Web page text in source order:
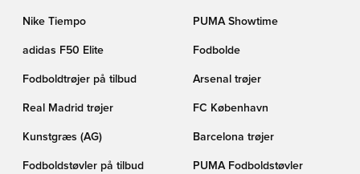
Nike Tiempo PUMA Showtime
adidas F50 Elite Fodbolde
Fodboldtrøjer på tilbud Arsenal trøjer
Real Madrid trøjer FC København
Kunstgræs (AG) Barcelona trøjer
Fodboldstøvler på tilbud PUMA Fodboldstøvler